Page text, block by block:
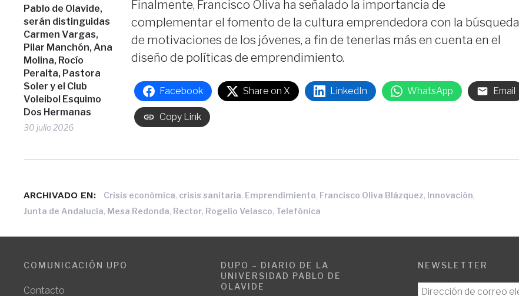
Pablo de Olavide,
serán distinguidas
Carmen Vargas,
Pilar Manchón, Ana
Molina, Rocío
Peralta, Pastora
Soler y el Club
Voleibol Esquimo
Dos Hermanas
30 julio 2026
Finalmente, Francisco Oliva ha señalado la importancia de
complementar el fomento de la cultura emprendedora con la búsqueda
de motivaciones de los jóvenes, a fin de tenerlas más en cuenta en el
diseño de políticas de emprendimiento.
Facebook Share on X LinkedIn WhatsApp Email
Copy Link
ARCHIVADO EN: Crisis económica, crisis sanitaria, Emprendimiento, Francisco Oliva Blázquez, Innovación,
Junta de Andalucía, Mesa Redonda, Rector, Rogelio Velasco, Telefónica
COMUNICACIÓN UPO
Contacto
DUPO – DIARIO DE LA
UNIVERSIDAD PABLO DE
OLAVIDE
NEWSLETTER